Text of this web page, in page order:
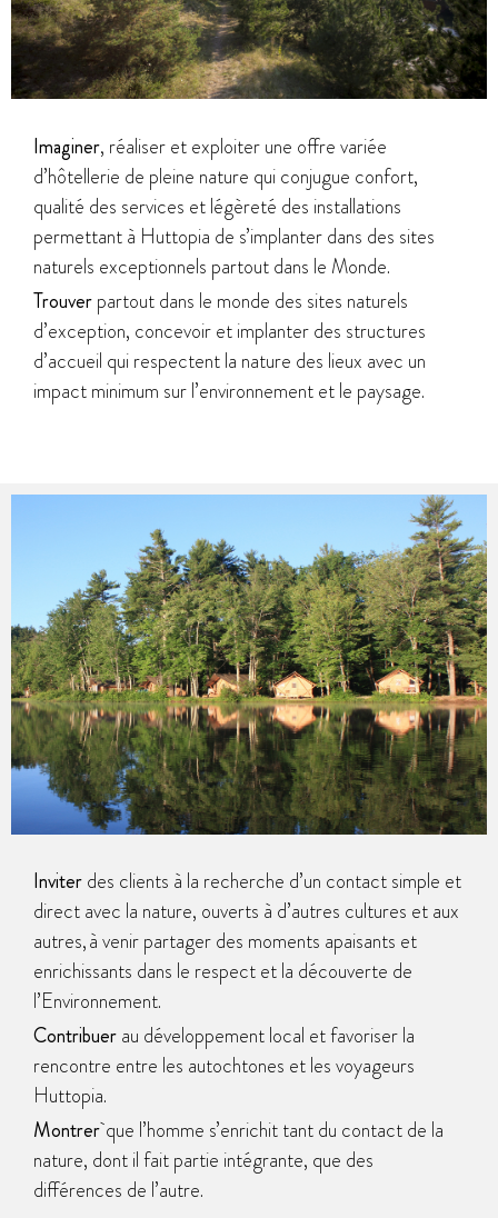
Imaginer, réaliser et exploiter une offre variée
d’hôtellerie de pleine nature qui conjugue confort,
qualité des services et légèreté des installations
permettant à Huttopia de s’implanter dans des sites
naturels exceptionnels partout dans le Monde.
Trouverpartout dans le monde des sites naturels
d’exception, concevoir et implanter des structures
d’accueil qui respectent la nature des lieux avec un
impact minimum sur l’environnement et le paysage.
Inviterdes clients à la recherche d’un contact simple et
direct avec la nature, ouverts à d’autres cultures et aux
autres, à venir partager des moments apaisants et
enrichissants dans le respect et la découverte de
l’Environnement.
Contribuerau développement local et favoriser la
rencontre entre les autochtones et les voyageurs
Huttopia.
Montrerque l’homme s’enrichit tant du contact de la
nature, dont il fait partie intégrante, que des
différences de l’autre.